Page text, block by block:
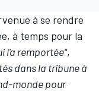
à se rendre
à temps pour la
l'a remportée",
dans la tribune à
monde pour